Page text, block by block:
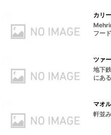
カリ
フー
ツァ
地下
にあ
マオ
軒並